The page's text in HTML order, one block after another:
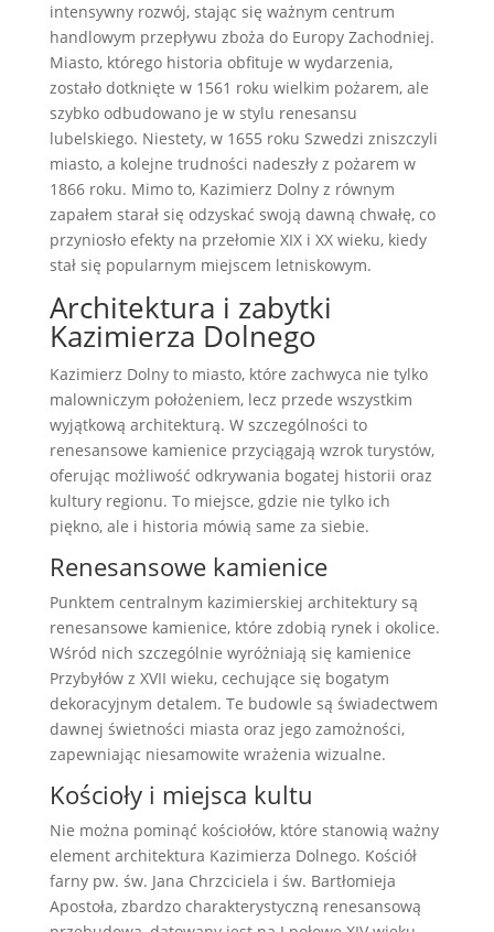
intensywny rozwój, stając się ważnym centrum
handlowym przepływu zboża do Europy Zachodniej.
Miasto, którego historia obfituje w wydarzenia,
zostało dotknięte w 1561 roku wielkim pożarem, ale
szybko odbudowano je w stylu renesansu
lubelskiego. Niestety, w 1655 roku Szwedzi zniszczyli
miasto, a kolejne trudności nadeszły z pożarem w
1866 roku. Mimo to, Kazimierz Dolny z równym
zapałem starał się odzyskać swoją dawną chwałę, co
przyniosło efekty na przełomie XIX i XX wieku, kiedy
stał się popularnym miejscem letniskowym.
Architektura i zabytki
Kazimierza Dolnego
Kazimierz Dolny to miasto, które zachwyca nie tylko
malowniczym położeniem, lecz przede wszystkim
wyjątkową architekturą. W szczególności to
renesansowe kamienice przyciągają wzrok turystów,
oferując możliwość odkrywania bogatej historii oraz
kultury regionu. To miejsce, gdzie nie tylko ich
piękno, ale i historia mówią same za siebie.
Renesansowe kamienice
Punktem centralnym kazimierskiej architektury są
renesansowe kamienice, które zdobią rynek i okolice.
Wśród nich szczególnie wyróżniają się kamienice
Przybyłów z XVII wieku, cechujące się bogatym
dekoracyjnym detalem. Te budowle są świadectwem
dawnej świetności miasta oraz jego zamożności,
zapewniając niesamowite wrażenia wizualne.
Kościoły i miejsca kultu
Nie można pominąć kościołów, które stanowią ważny
element architektura Kazimierza Dolnego. Kościół
farny pw. św. Jana Chrzciciela i św. Bartłomieja
Apostoła, zbardzo charakterystyczną renesansową